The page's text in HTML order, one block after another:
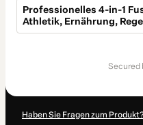
Professionelles 4-in-1
Athletik, Ernährung,
secured
Haben Sie Fragen zum